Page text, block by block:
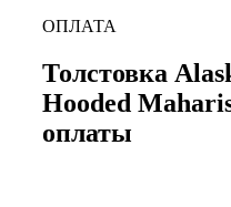
ОПЛАТА
Толстовка
Hooded
оплаты